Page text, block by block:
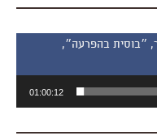
אופיר, ״בוסית בהפרעה״,
01:00:12